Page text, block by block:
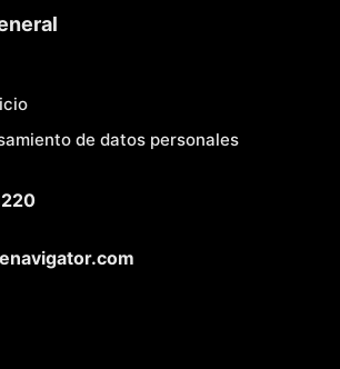
de datos personales